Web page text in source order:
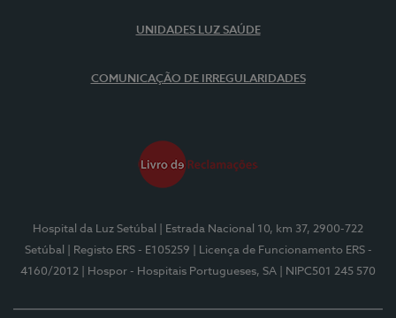
UNIDADES LUZ SAÚDE
COMUNICAÇÃO DE IRREGULARIDADES
Hospital da Luz Setúbal
| Estrada Nacional 10, km 37, 2900-722
Setúbal
| Registo ERS - E105259
| Licença de Funcionamento ERS -
4160/2012
| Hospor - Hospitais Portugueses, SA | NIPC501 245 570